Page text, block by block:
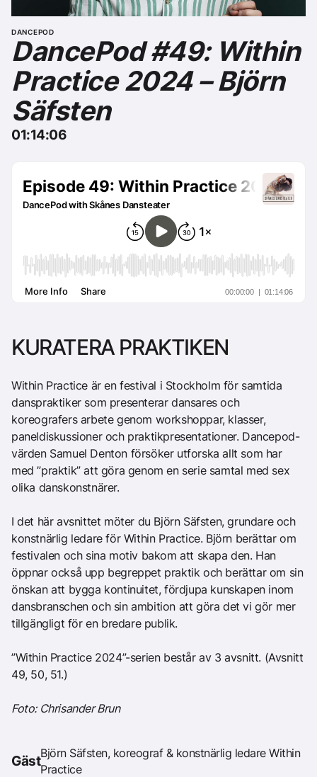
DANCEPOD
DancePod #49: Within
Practice 2024 – Björn
Säfsten
01:14:06
KURATERA PRAKTIKEN
Within Practice är en festival i Stockholm för samtida
danspraktiker som presenterar dansares och
koreografers arbete genom workshoppar, klasser,
paneldiskussioner och praktikpresentationer. Dancepod-
värden Samuel Denton försöker utforska allt som har
med ”praktik” att göra genom en serie samtal med sex
olika danskonstnärer.
I det här avsnittet möter du Björn Säfsten, grundare och
konstnärlig ledare för Within Practice. Björn berättar om
festivalen och sina motiv bakom att skapa den. Han
öppnar också upp begreppet praktik och berättar om sin
önskan att bygga kontinuitet, fördjupa kunskapen inom
dansbranschen och sin ambition att göra det vi gör mer
tillgängligt för en bredare publik.
”Within Practice 2024”-serien består av 3 avsnitt. (Avsnitt
49, 50, 51.)
Foto: Chrisander Brun
Gäst
Björn Säfsten, koreograf & konstnärlig ledare Within
Practice